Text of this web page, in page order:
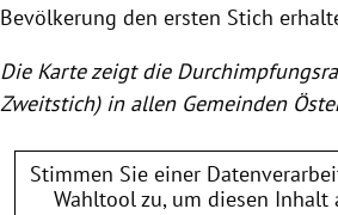
Bevölkerung den ersten Stich
Die Karte zeigt die
Zweitstich) in allen Gemeinden
Stimmen Sie einer
Wahltoolzu, um diesen Inhalt